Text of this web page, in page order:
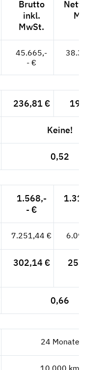
Brutto
inkl.
MwSt.
Netto
MwSt.
45.665,-
- €
236,81 € 199,--
Keine!
0,52
1.568,-
- €
7.251,44 € 6.093,65
302,14 € 253,90
0,66
24 Monate